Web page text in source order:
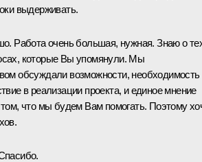
выдерживать.
Работа очень большая, нужная. Знаю о
которые Вы упомянули. Мы
обсуждали возможности, необходимость
в реализации проекта, и единое мнение
что мы будем Вам помогать. Поэтому